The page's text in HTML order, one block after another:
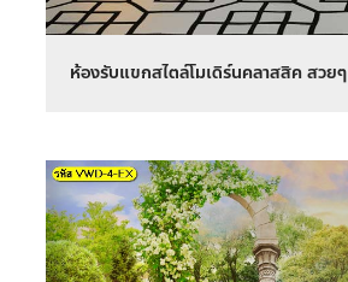
ห้องรับแขกสไตล์โมเดิร์นคลาสสิค สวยๆ